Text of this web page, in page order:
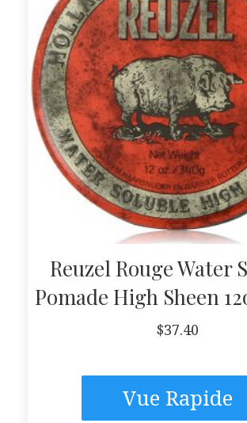
Reuzel Rouge Water
Pomade High Sheen
$37.40
Vue Rapide